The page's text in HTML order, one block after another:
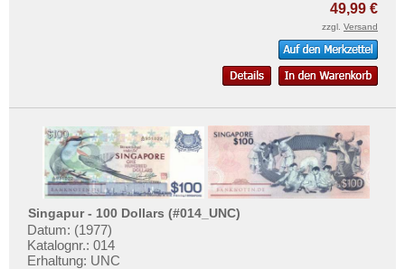
49,99 €
zzgl. Versand
Singapur - 100 Dollars (#014_UNC)
Datum: (1977)
Katalognr.: 014
Erhaltung: UNC